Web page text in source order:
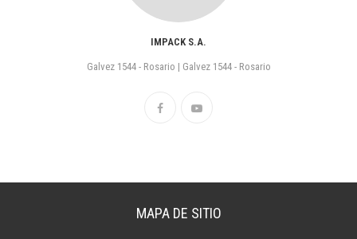
IMPACK S.A.
Galvez 1544 - Rosario | Galvez 1544 - Rosario
MAPA DE SITIO